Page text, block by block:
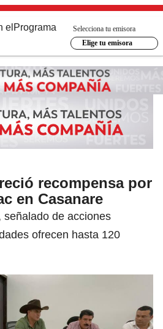
el Programa
Selecciona tu emisora
Elige tu emisora
recompensa por
en Casanare
señalado de acciones
ofrecen hasta 120